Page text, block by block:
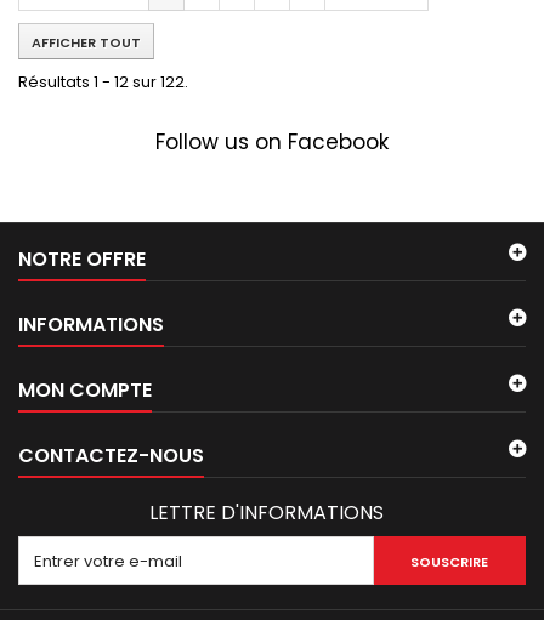
AFFICHER TOUT
Résultats 1 - 12 sur 122.
Follow us on Facebook
NOTRE OFFRE
INFORMATIONS
MON COMPTE
CONTACTEZ-NOUS
LETTRE D'INFORMATIONS
SOUSCRIRE